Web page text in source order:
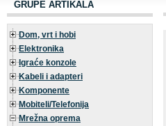
GRUPE ARTIKALA
Dom, vrt i hobi
Elektronika
Igraće konzole
Kabeli i adapteri
Komponente
Mobiteli/Telefonija
Mrežna oprema